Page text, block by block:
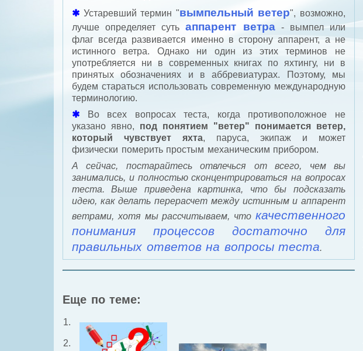
Устаревший термин "вымпельный ветер", возможно,
лучше определяет сутьаппарент ветра- вымпел или
флаг всегда развивается именно в сторону аппарент, а не
истинного ветра. Однако ни один из этих терминов не
употребляется ни в современных книгах по яхтингу, ни в
принятых обозначениях и в аббревиатурах. Поэтому, мы
будем стараться использовать современную международную
терминологию.
Во всех вопросах теста, когда противоположное не
указано явно, под понятием "ветер" понимается ветер,
который чувствует яхта, паруса, экипаж и может
физически померить простым механическим прибором.
А сейчас, постарайтесь отвлечься от всего, чем вы
занимались, и полностью сконцентрироваться на вопросах
теста. Выше приведена картинка, что бы подсказать
идею, как делать перерасчет между истинным и аппарент
ветрами, хотя мы рассчитываем, что качественного
понимания процессов достаточно для
правильных ответов на вопросы теста.
Еще по теме: